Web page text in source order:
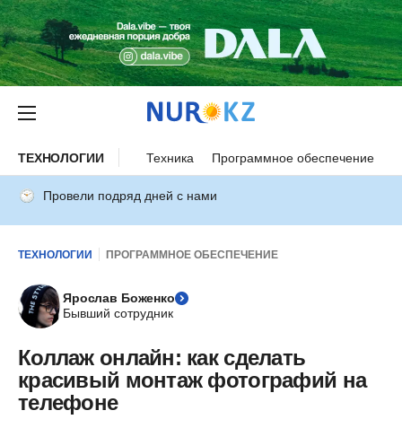
ТЕХНОЛОГИИ Техника Программное обеспечение
Провели подряд дней с нами
ТЕХНОЛОГИИ ПРОГРАММНОЕ ОБЕСПЕЧЕНИЕ
Ярослав Боженко
Бывший сотрудник
Коллаж онлайн: как сделать
красивый монтаж фотографий на
телефоне